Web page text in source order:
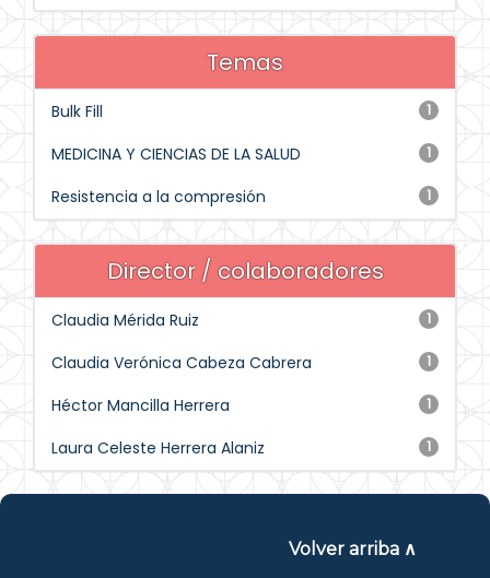
Temas
1
Bulk Fill
1
MEDICINA Y CIENCIAS DE LA SALUD
1
Resistencia a la compresión
Director / colaboradores
1
Claudia Mérida Ruiz
1
Claudia Verónica Cabeza Cabrera
1
Héctor Mancilla Herrera
1
Laura Celeste Herrera Alaniz
Volver arriba ∧